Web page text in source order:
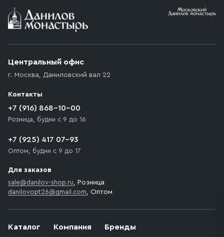
Условия доставки
возникают препятствия для подъезда автомобиля,
которое максимально близко к месту запланированной
движения. Если на территории места назначения
доставки предусмотрен платный въезд, то Покупателю
необходимо компенсировать стоимость въезда
Каталог Компания Бренды
Центральный офис
г. Москва, Даниловский вал 22
Контакты
+7 (916) 868-10-00
Розница, будни с 9 до 16
+7 (925) 417 07-93
Оптом, будни с 9 до 17
Для заказов
sale@danilov-shop.ru, Розница
danilovopt26@gmail.com, Оптом